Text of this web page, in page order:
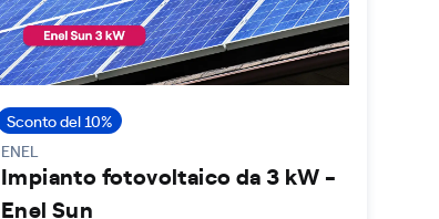
Sconto del 10%
ENEL
Impianto fotovoltaico da 3 kW -
Enel Sun